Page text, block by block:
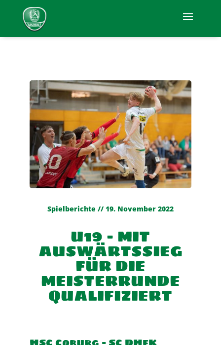
Spielberichte // 19. November 2022
U19 – MIT
AUSWÄRTSSIEG
FÜR DIE
MEISTERRUNDE
QUALIFIZIERT